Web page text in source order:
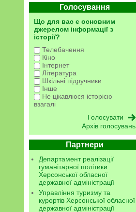
Голосування
Що для вас є основним
джерелом інформації з
історії?
Телебачення
Кіно
Інтернет
Література
Шкільні підручники
Інше
Не цікавлюся історією
взагалі
Архів голосувань
Партнери
Департамент реалізації
гуманітарної політики
Херсонської обласної
державної адміністрації
Управління туризму та
курортів Херсонської обласної
державної адміністрації